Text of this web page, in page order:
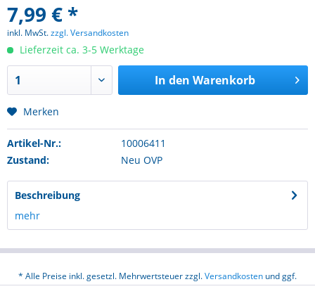
7,99 € *
inkl. MwSt.zzgl. Versandkosten
Lieferzeit ca. 3-5 Werktage
In den Warenkorb
Merken
Artikel-Nr.:
10006411
Zustand:
Neu OVP
Beschreibung
mehr
* Alle Preise inkl. gesetzl. Mehrwertsteuer zzgl.Versandkosten und ggf.